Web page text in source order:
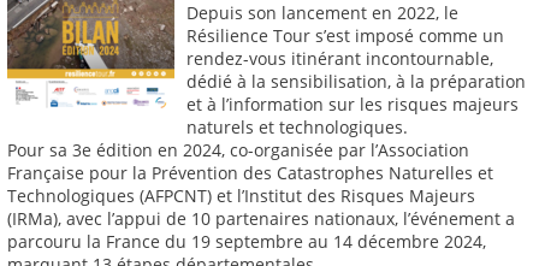
Depuis son lancement en 2022, le
Résilience Tour s’est imposé comme un
rendez-vous itinérant incontournable,
dédié à la sensibilisation, à la préparation
et à l’information sur les risques majeurs
naturels et technologiques.
Pour sa 3e édition en 2024, co-organisée par l’Association
Française pour la Prévention des Catastrophes Naturelles et
Technologiques (AFPCNT) et l’Institut des Risques Majeurs
(IRMa), avec l’appui de 10 partenaires nationaux, l’événement a
parcouru la France du 19 septembre au 14 décembre 2024,